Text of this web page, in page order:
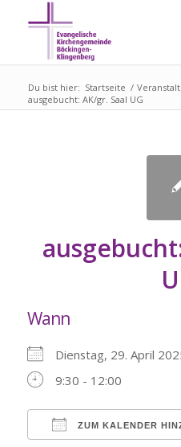
Du bist hier: Startseite /
ausgebucht: AK/gr. Saal UG
Wann
Dienstag, 29. April
9:30 - 12:00
ZUM KALENDER